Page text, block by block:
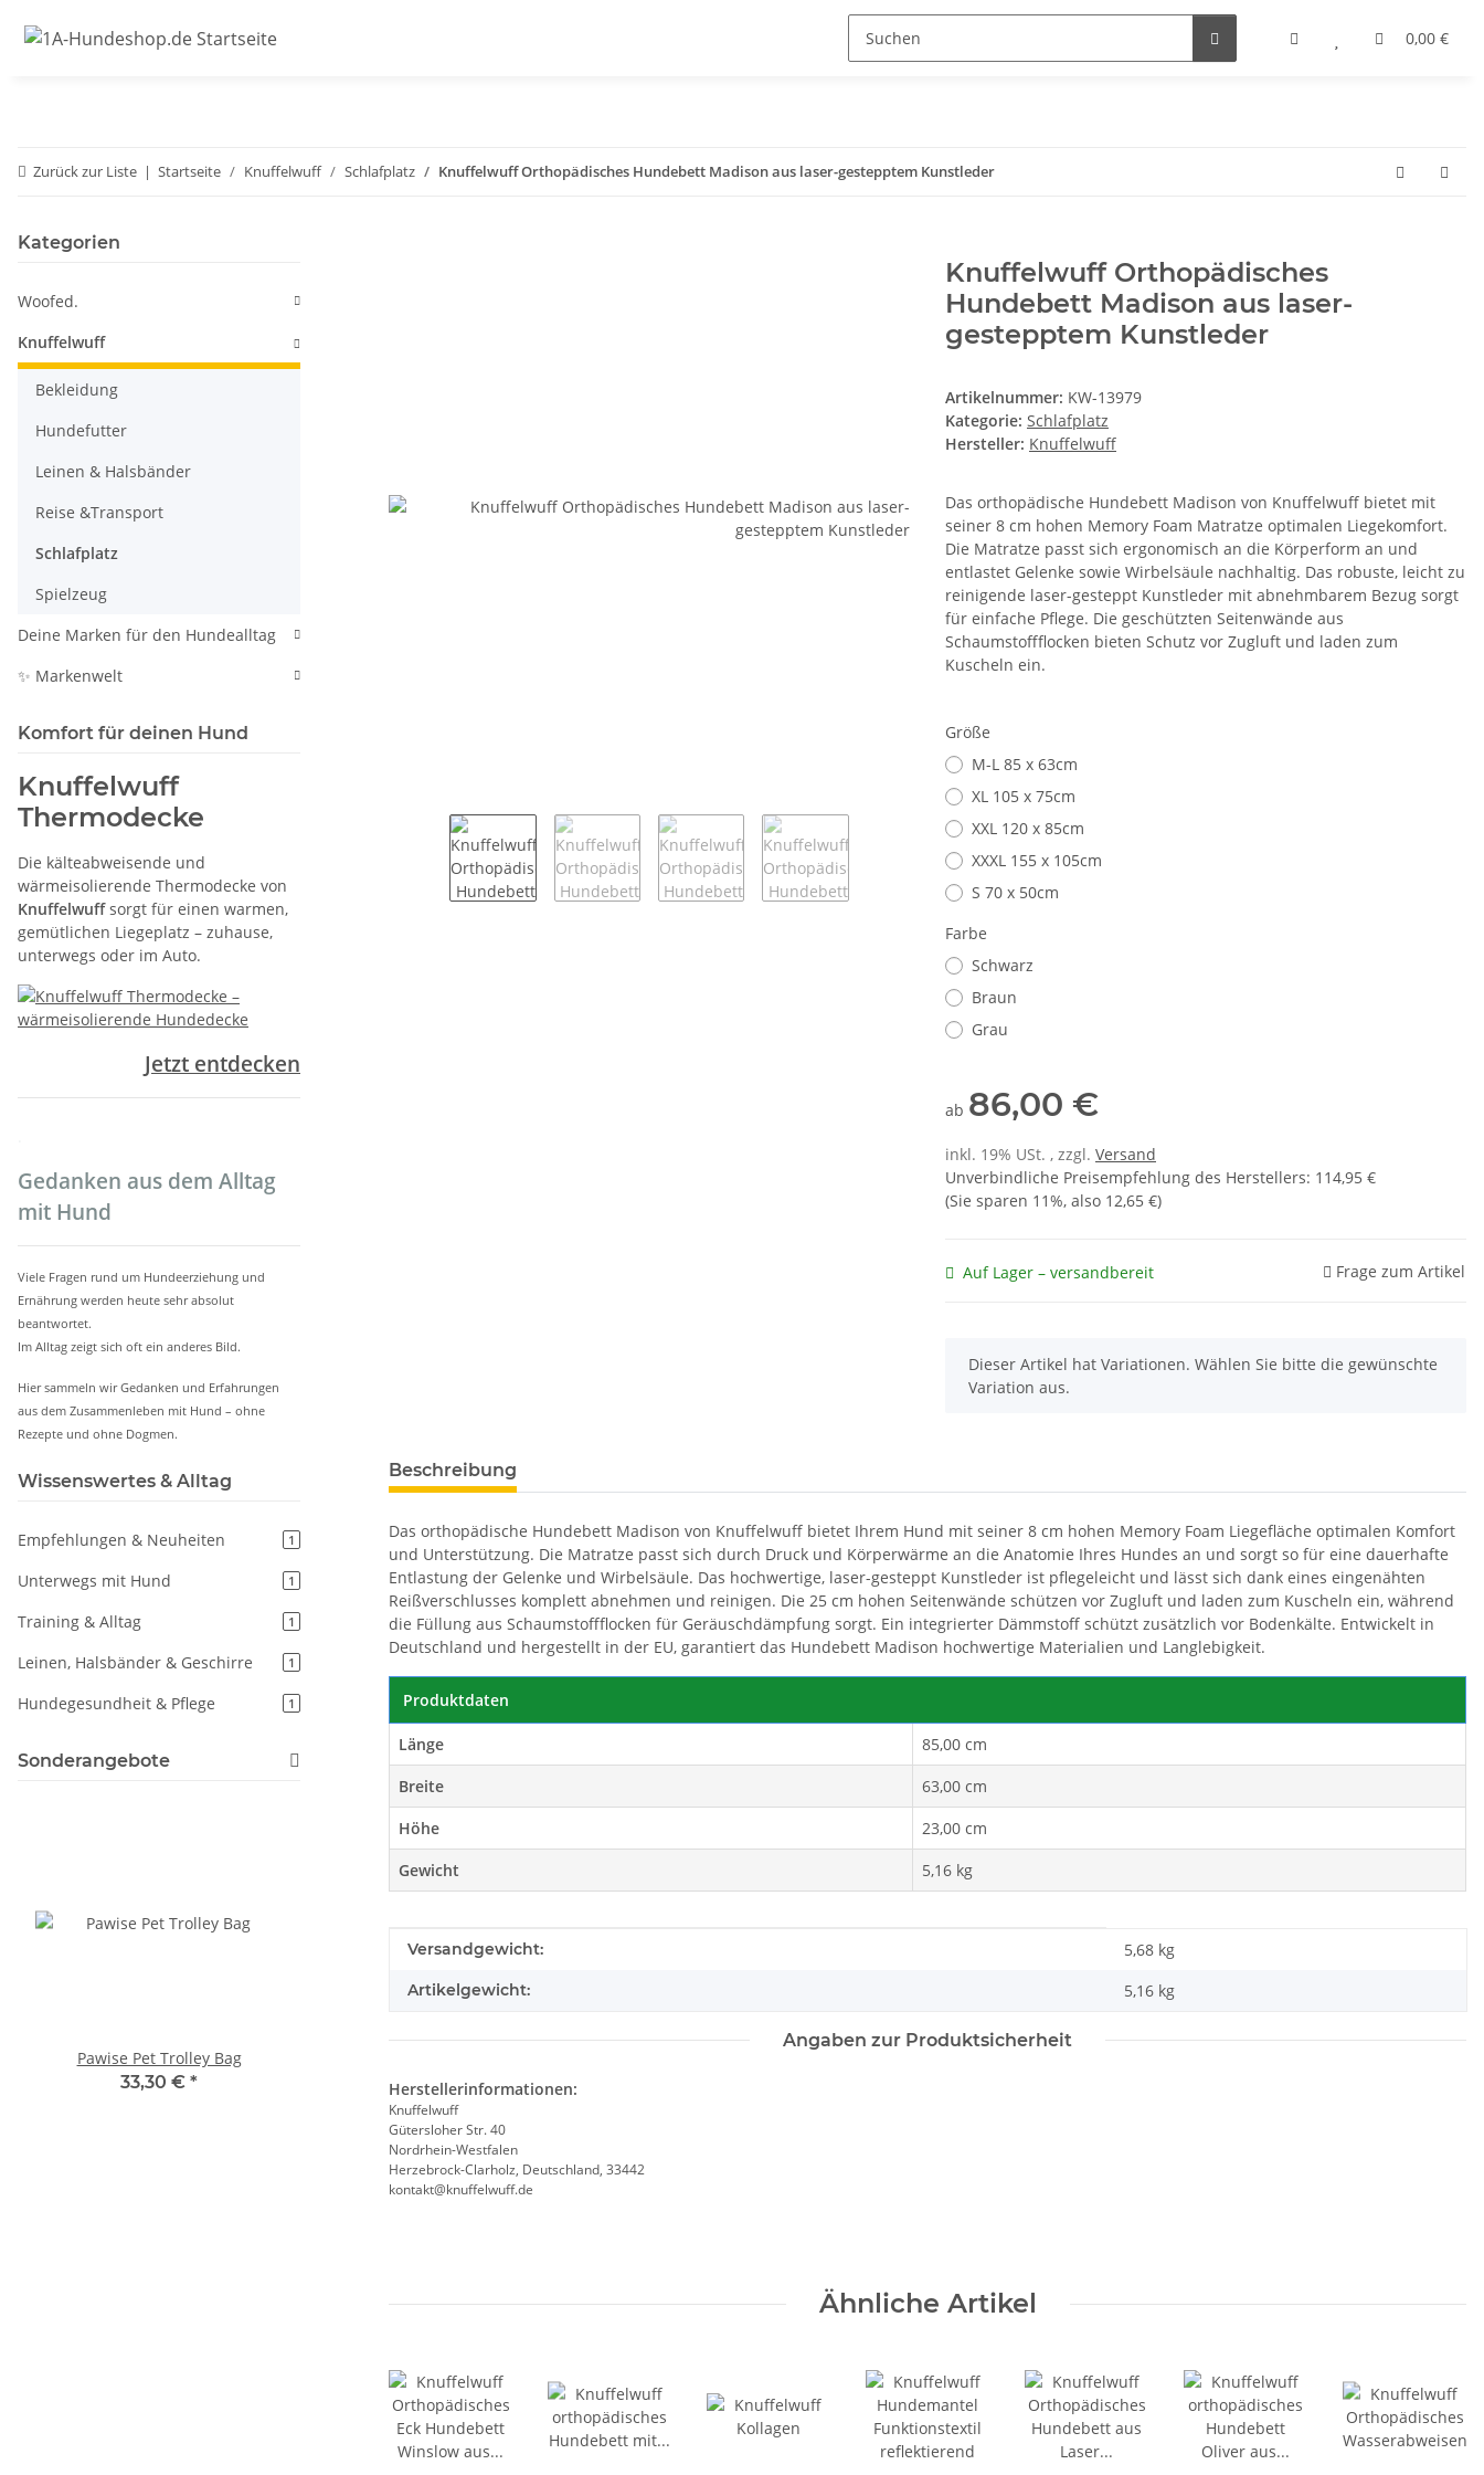
0,00 €
Zurück zur Liste Startseite Knuffelwuff Schlafplatz Knuffelwuff Orthopädisches Hundebett Madison aus laser-gestepptem Kunstleder
Knuffelwuff Orthopädisches
Hundebett Madison aus laser-
gestepptem Kunstleder
Artikelnummer: KW-13979
Kategorie: Schlafplatz
Hersteller: Knuffelwuff
Das orthopädische Hundebett Madison von Knuffelwuff bietet mit
seiner 8 cm hohen Memory Foam Matratze optimalen Liegekomfort.
Die Matratze passt sich ergonomisch an die Körperform an und
entlastet Gelenke sowie Wirbelsäule nachhaltig. Das robuste, leicht zu
reinigende laser-gesteppt Kunstleder mit abnehmbarem Bezug sorgt
für einfache Pflege. Die geschützten Seitenwände aus
Schaumstoffflocken bieten Schutz vor Zugluft und laden zum
Kuscheln ein.
Größe
M-L 85 x 63cm
XL 105 x 75cm
XXL 120 x 85cm
XXXL 155 x 105cm
S 70 x 50cm
Farbe
Schwarz
Braun
Grau
ab 86,00 €
inkl. 19% USt. , zzgl. Versand
Unverbindliche Preisempfehlung des Herstellers: 114,95 €
(Sie sparen 11%, also 12,65 €)
Auf Lager – versandbereit Frage zum Artikel
x
Dieser Artikel hat Variationen. Wählen Sie bitte die gewünschte
Variation aus.
weitere Registerkarten anzeigen
Beschreibung
Das orthopädische Hundebett Madison von Knuffelwuff bietet Ihrem Hund mit seiner 8 cm hohen Memory Foam Liegefläche optimalen Komfort
und Unterstützung. Die Matratze passt sich durch Druck und Körperwärme an die Anatomie Ihres Hundes an und sorgt so für eine dauerhafte
Entlastung der Gelenke und Wirbelsäule. Das hochwertige, laser-gesteppt Kunstleder ist pflegeleicht und lässt sich dank eines eingenähten
Reißverschlusses komplett abnehmen und reinigen. Die 25 cm hohen Seitenwände schützen vor Zugluft und laden zum Kuscheln ein, während
die Füllung aus Schaumstoffflocken für Geräuschdämpfung sorgt. Ein integrierter Dämmstoff schützt zusätzlich vor Bodenkälte. Entwickelt in
Deutschland und hergestellt in der EU, garantiert das Hundebett Madison hochwertige Materialien und Langlebigkeit.
Produktdaten
Länge
85,00 cm
Breite
63,00 cm
Höhe
23,00 cm
Gewicht
5,16 kg
Produkteigenschaft
Wert
Versandgewicht: 5,68 kg
Artikelgewicht: 5,16 kg
Angaben zur Produktsicherheit
Herstellerinformationen:
Knuffelwuff
Gütersloher Str. 40
Nordrhein-Westfalen
Herzebrock-Clarholz, Deutschland, 33442
kontakt@knuffelwuff.de
Ähnliche Artikel
Kategorien
Woofed.
Knuffelwuff
Bekleidung
Hundefutter
Leinen & Halsbänder
Reise &Transport
Schlafplatz
Spielzeug
Deine Marken für den Hundealltag
✨ Markenwelt
Komfort für deinen Hund
Knuffelwuff
Thermodecke
Die kälteabweisende und
wärmeisolierende Thermodecke von
Knuffelwuffsorgt für einen warmen,
gemütlichen Liegeplatz – zuhause,
unterwegs oder im Auto.
Jetzt entdecken
Gedanken aus dem Alltag
mit Hund
Viele Fragen rund um Hundeerziehung und
Ernährung werden heute sehr absolut
beantwortet.
Im Alltag zeigt sich oft ein anderes Bild.
Hier sammeln wir Gedanken und Erfahrungen
aus dem Zusammenleben mit Hund – ohne
Rezepte und ohne Dogmen.
Wissenswertes & Alltag
Empfehlungen & Neuheiten 1
Unterwegs mit Hund 1
Training & Alltag 1
Leinen, Halsbänder & Geschirre 1
Hundegesundheit & Pflege 1
Sonderangebote
Pawise Pet Trolley Bag
33,30 € *
Grau
33,90 €